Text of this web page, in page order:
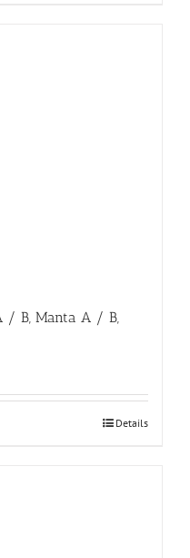
/ B, Manta A / B,
Details